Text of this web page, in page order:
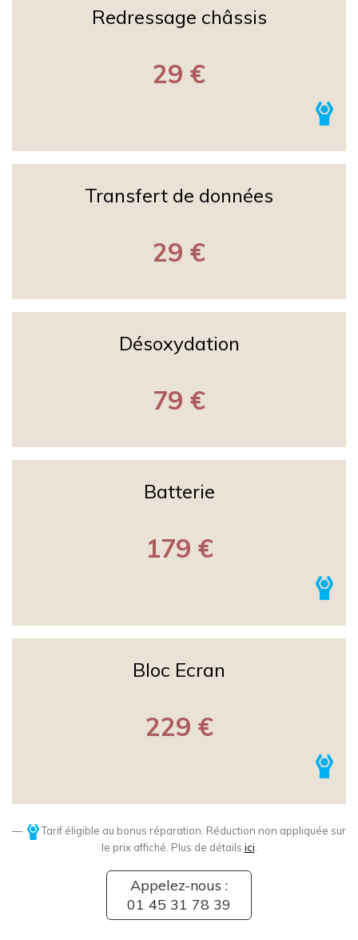
Redressage châssis
29 €
Transfert de données
29 €
Désoxydation
79 €
Batterie
179 €
Bloc Ecran
229 €
Tarif éligible au bonus réparation. Réduction non appliquée sur
le prix affiché. Plus de détails ici
Appelez-nous :
01 45 31 78 39